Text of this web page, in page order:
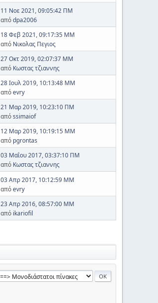
11 Νοε 2021, 09:05:42 ΠΜ
απόdpa2006
18 Φεβ 2021, 09:17:35 ΜΜ
από Νικολας Πεγιος
27 Οκτ 2019, 02:07:37 ΜΜ
από Κωστας τζιαννης
28 Ιουλ 2019, 10:13:48 ΜΜ
απόevry
21 Μαρ 2019, 10:23:10 ΠΜ
απόssimaiof
12 Μαρ 2019, 10:19:15 ΜΜ
από pgrontas
03 Μαΐου 2017, 03:37:10 ΠΜ
από Κωστας τζιαννης
03 Απρ 2017, 10:12:59 ΜΜ
απόevry
23 Απρ 2016, 08:57:00 ΜΜ
από ikariofil